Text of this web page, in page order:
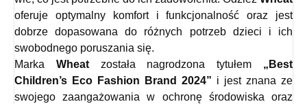
oferuje optymalny komfort i funkcjonalność oraz jest
dobrze dopasowana do różnych potrzeb dzieci i ich
swobodnego poruszania się.
Marka Wheatzostała nagrodzona tytułem „Best
Children’s Eco Fashion Brand 2024” i jest znana ze
swojego zaangażowania w ochronę środowiska oraz